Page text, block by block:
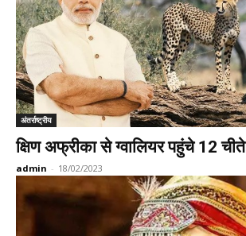
अंतर्राष्ट्रीय
क्षिण अफ्रीका से ग्वालियर पहुंचे 12 चीते
admin - 18/02/2023